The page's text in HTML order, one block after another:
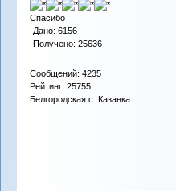
Спасибо
-Дано: 6156
-Получено: 25636
Сообщений: 4235
Рейтинг: 25755
Белгородская с. Казанка